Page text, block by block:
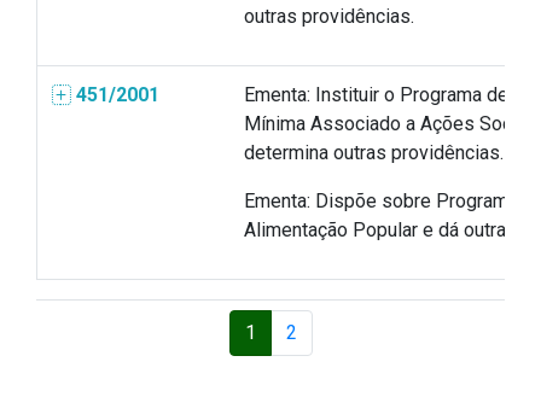
outras providências.
451/2001
Ementa: Instituir o Programa de
Mínima Associado a Ações
determina outras providências.
Ementa: Dispõe sobre Programas
Alimentação Popular e dá outras
1 2